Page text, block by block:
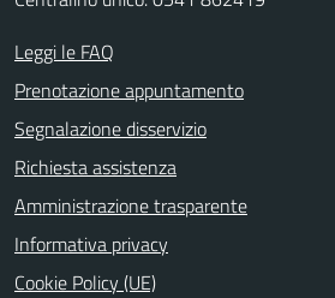
Leggi le FAQ
Prenotazione appuntamento
Segnalazione disservizio
Richiesta assistenza
Amministrazione trasparente
Informativa privacy
Cookie Policy (UE)